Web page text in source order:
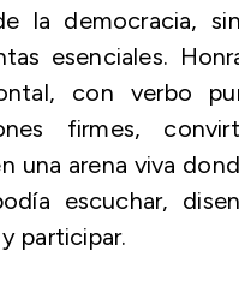
la democracia,
esenciales.
con verbo
firmes,
una arena viva
escuchar,
participar.